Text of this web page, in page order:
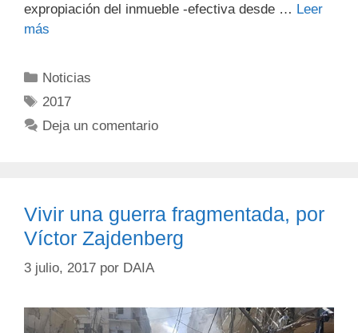
expropiación del inmueble -efectiva desde … Leer
más
Noticias
2017
Deja un comentario
Vivir una guerra fragmentada, por
Víctor Zajdenberg
3 julio, 2017 por DAIA